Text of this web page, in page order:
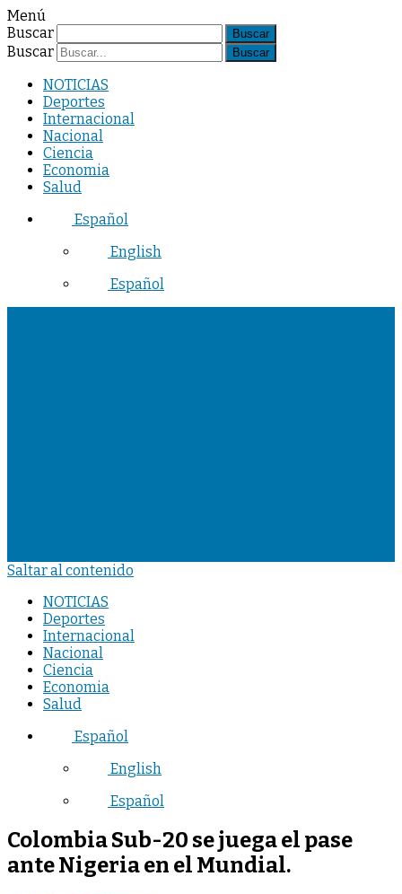
Menú
Buscar
Buscar
NOTICIAS
Deportes
Internacional
Nacional
Ciencia
Economia
Salud
Español
English
Español
Saltar al contenido
NOTICIAS
Deportes
Internacional
Nacional
Ciencia
Economia
Salud
Español
English
Español
Colombia Sub-20 se juega el pase
ante Nigeria en el Mundial.